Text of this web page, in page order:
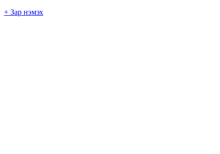
+ Зар нэмэх